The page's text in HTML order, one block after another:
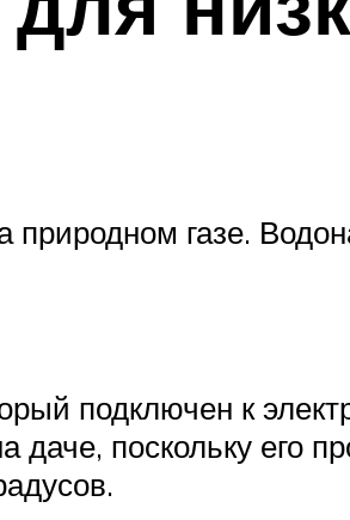
газе.
подключен к
поскольку его